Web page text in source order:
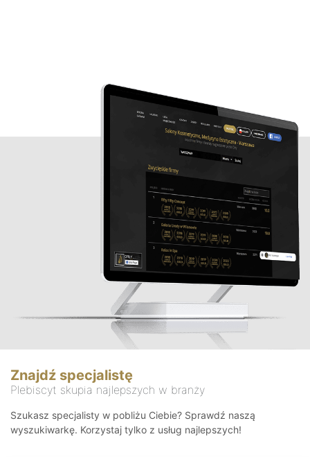
Znajdź specjalistę
Plebiscyt skupia najlepszych w branży
Szukasz specjalisty w pobliżu Ciebie? Sprawdź naszą
wyszukiwarkę. Korzystaj tylko z usług najlepszych!